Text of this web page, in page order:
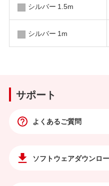
シルバー 1.5m
シルバー 1m
サポート
よくあるご質問
ソフトウェアダウンロ